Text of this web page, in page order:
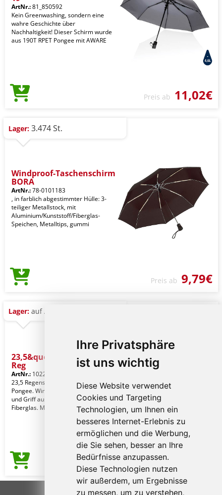
Ihre Privatsphäre
ist uns wichtig
Diese Website verwendet
Cookies und Targeting
Technologien, um Ihnen ein
besseres Internet-Erlebnis zu
ermöglichen und die Werbung,
die Sie sehen, besser an Ihre
Bedürfnisse anzupassen.
Diese Technologien nutzen
wir außerdem, um Ergebnisse
zu messen, um zu verstehen,
ArtNr.:81_850592
Kein Greenwashing, sondern eine
wahre Geschichte über
Nachhaltigkeit! Dieser Schirm wurde
aus 190T RPET Pongee mit AWARE
Preis ab 11,02€
Lager: 3.474 St.
Windproof-Taschenschirm
BORA
ArtNr.:78-0101183
, in farblich abgestimmter Hülle: 3-
teiliger Metallstock, mit
Aluminium/Kunststoff/Fiberglas-
Speichen, Metalltips, gummi
Preis ab 9,79€
Lager: auf Anfrage
23,5&quot; RPET/Bambus
Reg
ArtNr.: 10225466
23,5 Regenschirm aus 190T RPET-
Pongee. Windbeständig. Stock, Spitzen
und Griff aus Bambus, Stangen aus
Fiberglas. Manuel